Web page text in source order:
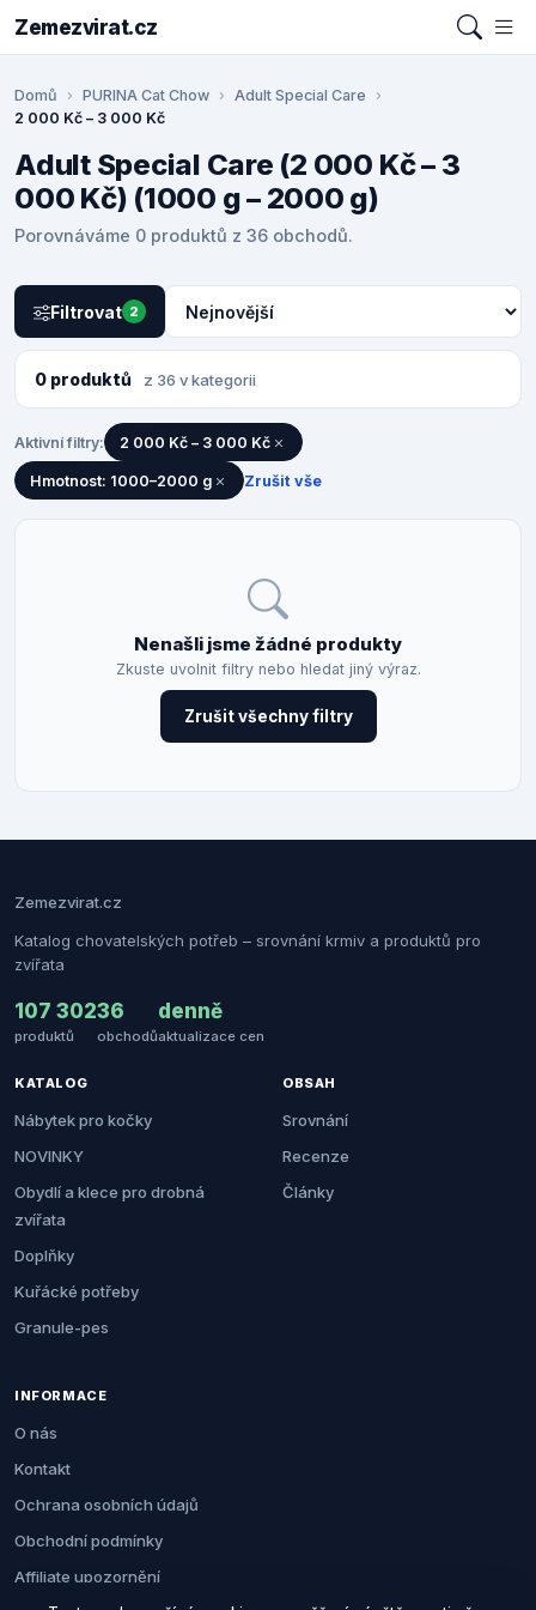
Zemezvirat.cz
Domů PURINA Cat Chow
Adult Special Care
2 000 Kč – 3 000 Kč
Adult Special Care (2 000 Kč – 3
000 Kč) (1000 g – 2000 g)
Porovnáváme 0 produktů z 36 obchodů.
Filtrovat 2
0 produktů z 36 v kategorii
Aktivní filtry: 2 000 Kč – 3 000 Kč
Hmotnost: 1000–2000 g Zrušit vše
Nenašli jsme žádné produkty
Zkuste uvolnit filtry nebo hledat jiný výraz.
Zrušit všechny filtry
Zemezvirat.cz
Katalog chovatelských potřeb – srovnání krmiv a produktů pro
zvířata
107 302
produktů
36
obchodů
denně
aktualizace cen
KATALOG
Nábytek pro kočky
NOVINKY
Obydlí a klece pro drobná
zvířata
Doplňky
Kuřácké potřeby
Granule-pes
OBSAH
Srovnání
Recenze
Články
INFORMACE
O nás
Kontakt
Ochrana osobních údajů
Obchodní podmínky
Affiliate upozornění